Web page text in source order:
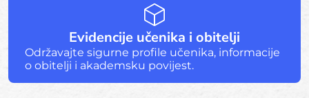
Evidencije učenika i obitelji
Održavajte sigurne profile učenika, informacije
o obitelji i akademsku povijest.